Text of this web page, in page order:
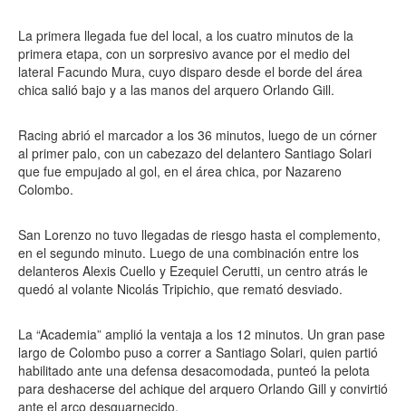
La primera llegada fue del local, a los cuatro minutos de la
primera etapa, con un sorpresivo avance por el medio del
lateral Facundo Mura, cuyo disparo desde el borde del área
chica salió bajo y a las manos del arquero Orlando Gill.
Racing abrió el marcador a los 36 minutos, luego de un córner
al primer palo, con un cabezazo del delantero Santiago Solari
que fue empujado al gol, en el área chica, por Nazareno
Colombo.
San Lorenzo no tuvo llegadas de riesgo hasta el complemento,
en el segundo minuto. Luego de una combinación entre los
delanteros Alexis Cuello y Ezequiel Cerutti, un centro atrás le
quedó al volante Nicolás Tripichio, que remató desviado.
La “Academia” amplió la ventaja a los 12 minutos. Un gran pase
largo de Colombo puso a correr a Santiago Solari, quien partió
habilitado ante una defensa desacomodada, punteó la pelota
para deshacerse del achique del arquero Orlando Gill y convirtió
ante el arco desguarnecido.